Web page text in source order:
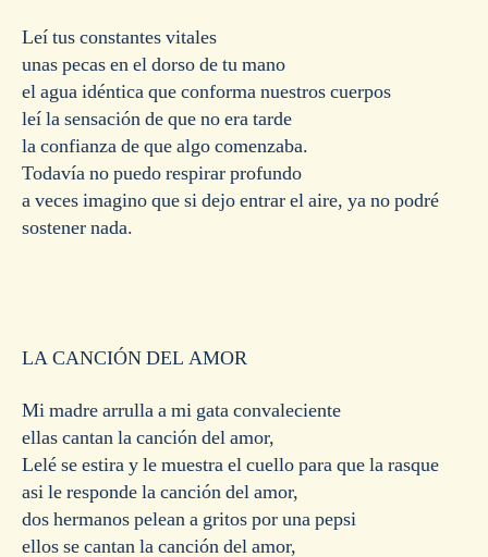
Leí tus constantes vitales
unas pecas en el dorso de tu mano
el agua idéntica que conforma nuestros cuerpos
leí la sensación de que no era tarde
la confianza de que algo comenzaba.
Todavía no puedo respirar profundo
a veces imagino que si dejo entrar el aire, ya no podré
sostener nada.
LA CANCIÓN DEL AMOR
Mi madre arrulla a mi gata convaleciente
ellas cantan la canción del amor,
Lelé se estira y le muestra el cuello para que la rasque
asi le responde la canción del amor,
dos hermanos pelean a gritos por una pepsi
ellos se cantan la canción del amor,